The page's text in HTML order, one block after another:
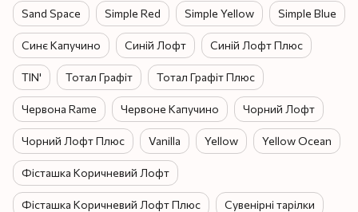
Sand Space Simple Red Simple Yellow Simple Blue
Синє Капучино Синій Лофт Синій Лофт Плюс
TIN' Тотал Графіт Тотал Графіт Плюс
Червона Rame Червоне Капучино Чорний Лофт
Чорний Лофт Плюс Vanilla Yellow Yellow Ocean
Фісташка Коричневий Лофт
Фісташка Коричневий Лофт Плюс Сувенірні тарілки